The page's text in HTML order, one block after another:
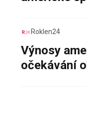
Roklen24
Výnosy
očekávání